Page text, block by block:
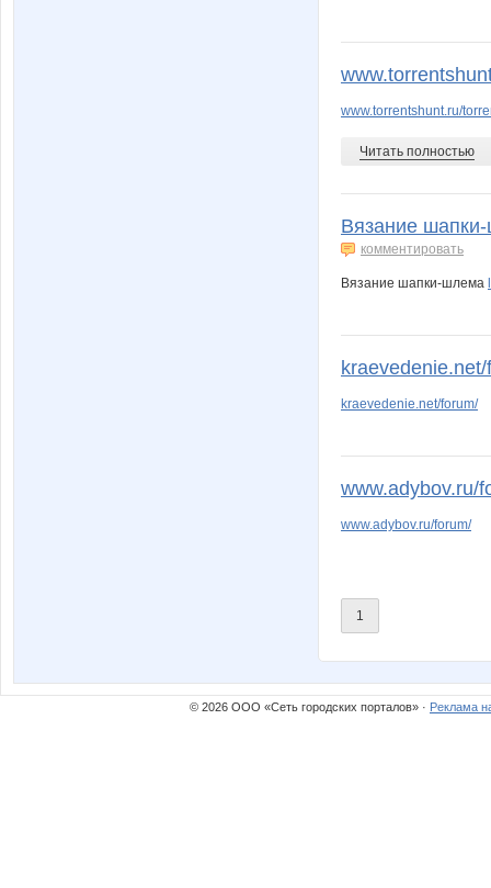
www.torrentshunt.ru/
Читать полностью
Вязание
комментировать
Вязание шапки-шлема
kraevedenie.net/forum/
www.adybov.ru/
www.adybov.ru/forum/
1
© 2026 ООО «Сеть городских порталов» · Реклама